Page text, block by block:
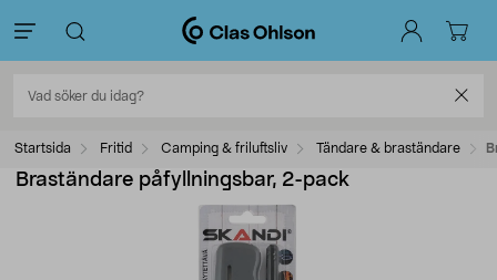
Startsida Fritid Camping & friluftsliv Tändare & braständare
Braständare påfyllningsbar, 2-pack